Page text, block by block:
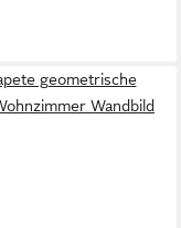
geometrische
Wandbild